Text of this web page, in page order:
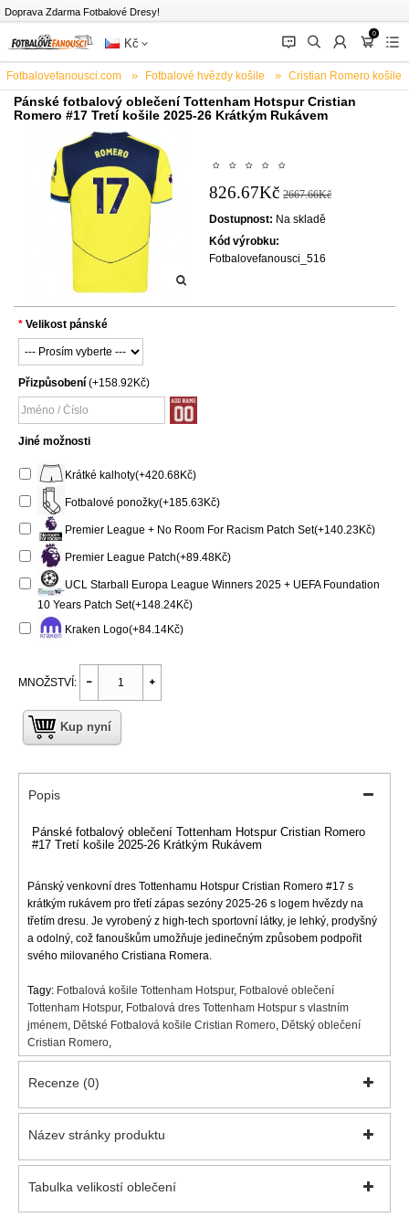
Doprava Zdarma Fotbalové Dresy!
Kč 󰂱 󰂨 󰃳
0
󰃦 󰃖
Fotbalovefanousci.com Fotbalové hvězdy košile Cristian Romero košile
Pánské fotbalový oblečení Tottenham Hotspur Cristian
Romero #17 Tretí košile 2025-26 Krátkým Rukávem
826.67Kč 2667.66Kč
Dostupnost: Na skladě
Kód výrobku:
Fotbalovefanousci_516
Velikost pánské
Přizpůsobení (+158.92Kč)
Jiné možnosti
Krátké kalhoty(+420.68Kč)
Fotbalové ponožky(+185.63Kč)
Premier League + No Room For Racism Patch Set(+140.23Kč)
Premier League Patch(+89.48Kč)
UCL Starball Europa League Winners 2025 + UEFA Foundation
10 Years Patch Set(+148.24Kč)
Kraken Logo(+84.14Kč)
MNOŽSTVÍ:
Kup nyní
Popis
Pánské fotbalový oblečení Tottenham Hotspur Cristian Romero
#17 Tretí košile 2025-26 Krátkým Rukávem
Pánský venkovní dres Tottenhamu Hotspur Cristian Romero #17 s
krátkým rukávem pro třetí zápas sezóny 2025-26 s logem hvězdy na
třetím dresu. Je vyrobený z high-tech sportovní látky, je lehký, prodyšný
a odolný, což fanouškům umožňuje jedinečným způsobem podpořit
svého milovaného Cristiana Romera.
Tagy: Fotbalová košile Tottenham Hotspur, Fotbalové oblečení
Tottenham Hotspur, Fotbalová dres Tottenham Hotspur s vlastním
jménem Dětské Fotbalová košile Cristian Romero Dětský oblečení
Cristian Romero
Recenze (0)
Název stránky produktu
Tabulka velikostí oblečení